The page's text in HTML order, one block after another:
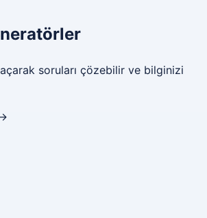
soruları çözebilir ve bilginizi